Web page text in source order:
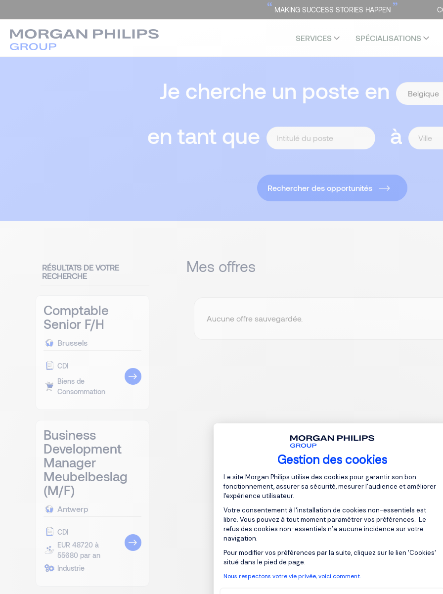
Gestion des cookies
Plateforme de Gestion du
Le site Morgan Philips utilise des cookies pour garantir son bon
fonctionnement, assurer sa sécurité, mesurer l'audience et améliorer
l'expérience utilisateur.
Votre consentement à l'installation de cookies non-essentiels est
libre. Vous pouvez à tout moment paramétrer vos préférences. Le
refus des cookies non-essentiels n’a aucune incidence sur votre
navigation.
Pour modifier vos préférences par la suite, cliquez sur le lien 'Cookies'
situé dans le pied de page.
Nous respectons votre vie privée, voici comment.
Axeptio consent
“ MAKING SUCCESS STORIES HAPPEN ”
SERVICES SPÉCIALISATIONS
Je cherche un poste en
en tant que
à
Rechercher des opportunités
RÉSULTATS DE VOTRE
RECHERCHE
Comptable
Senior F/H
Brussels
CDI
Biens de
Consommation
Business
Development
Manager
Meubelbeslag
(M/F)
Antwerp
CDI
EUR 48720 à
55680 par an
Industrie
Mes offres
Aucune offre sauvegardée.